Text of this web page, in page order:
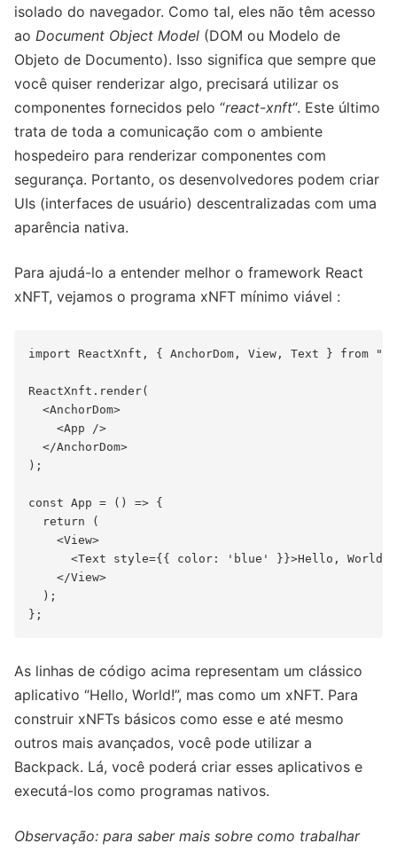
isolado do navegador. Como tal, eles não têm acesso
ao Document Object Model (DOM ou Modelo de
Objeto de Documento). Isso significa que sempre que
você quiser renderizar algo, precisará utilizar os
componentes fornecidos pelo “react-xnft“. Este último
trata de toda a comunicação com o ambiente
hospedeiro para renderizar componentes com
segurança. Portanto, os desenvolvedores podem criar
UIs (interfaces de usuário) descentralizadas com uma
aparência nativa.
Para ajudá-lo a entender melhor o framework React
xNFT, vejamos o programa xNFT mínimo viável :
import ReactXnft, { AnchorDom, View, Text } from
ReactXnft.render(
  <AnchorDom>
    <App />
  </AnchorDom>
);
const App = () => {
  return (
    <View>
<Text style={{ color: 'blue' }}>Hello,
    </View>
  );
As linhas de código acima representam um clássico
aplicativo “Hello, World!”, mas como um xNFT. Para
construir xNFTs básicos como esse e até mesmo
outros mais avançados, você pode utilizar a
Backpack. Lá, você poderá criar esses aplicativos e
executá-los como programas nativos.
Observação: para saber mais sobre como trabalhar